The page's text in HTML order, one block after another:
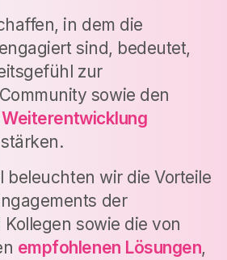
in dem die
sind, bedeutet,
zur
sowie den
beleuchten wir die Vorteile
der
sowie die von
empfohlenen Lösungen,